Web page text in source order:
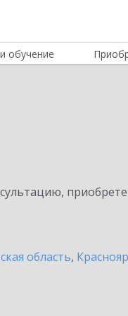
обучение
область,